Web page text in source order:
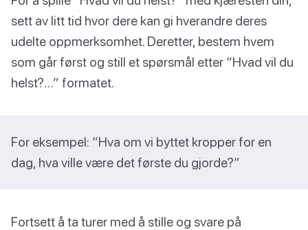
sett av litt tid hvor dere kan gi hverandre deres
udelte oppmerksomhet. Deretter, bestem hvem
som går først og still et spørsmål etter “Hvad vil du
helst?…” formatet.
For eksempel: “Hva om vi byttet kropper for en
dag, hva ville være det første du gjorde?”
Fortsett å ta turer med å stille og svare på